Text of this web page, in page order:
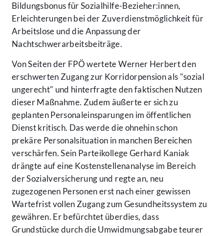
Bildungsbonus für Sozialhilfe-Bezieher:innen,
Erleichterungen bei der Zuverdienstmöglichkeit für
Arbeitslose und die Anpassung der
Nachtschwerarbeitsbeiträge.
Von Seiten der FPÖ wertete Werner Herbert den
erschwerten Zugang zur Korridorpension als "sozial
ungerecht" und hinterfragte den faktischen Nutzen
dieser Maßnahme. Zudem äußerte er sich zu
geplanten Personaleinsparungen im öffentlichen
Dienst kritisch. Das werde die ohnehin schon
prekäre Personalsituation in manchen Bereichen
verschärfen. Sein Parteikollege Gerhard Kaniak
drängte auf eine Kostenstellenanalyse im Bereich
der Sozialversicherung und regte an, neu
zugezogenen Personen erst nach einer gewissen
Wartefrist vollen Zugang zum Gesundheitssystem zu
gewähren. Er befürchtet überdies, dass
Grundstücke durch die Umwidmungsabgabe teurer